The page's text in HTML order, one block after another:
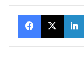
Facebook
X